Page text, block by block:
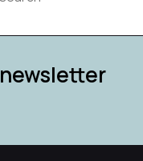
newsletter